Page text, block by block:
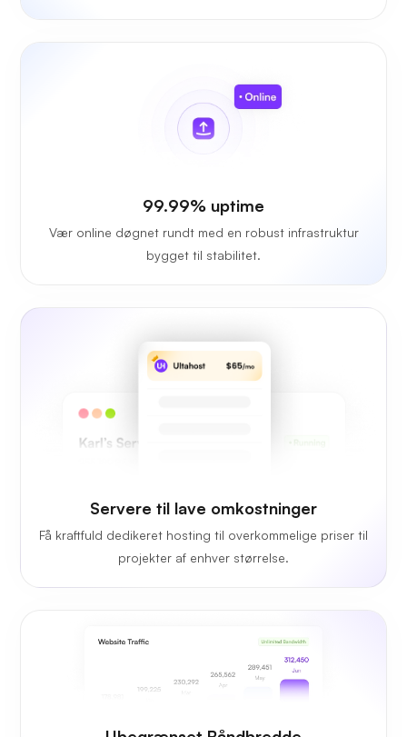
99.99% uptime
Vær online døgnet rundt med en robust infrastruktur
bygget til stabilitet.
Servere til lave omkostninger
Få kraftfuld dedikeret hosting til overkommelige priser til
projekter af enhver størrelse.